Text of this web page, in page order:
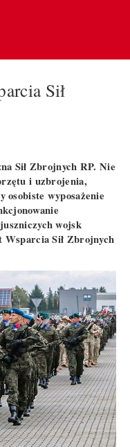
Sił
Sił Zbrojnych RP. Nie
i uzbrojenia,
wyposażenie
wojsk
Wsparcia Sił Zbrojnych